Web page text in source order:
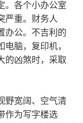
。各个小办公室
严重。财务人
办公。不吉利的
脑，复印机，
的凶煞时，采取
野宽阔、空气清
作为写字楼选